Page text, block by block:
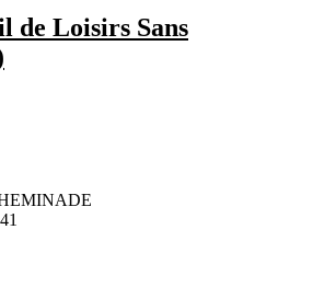
de Loisirs Sans